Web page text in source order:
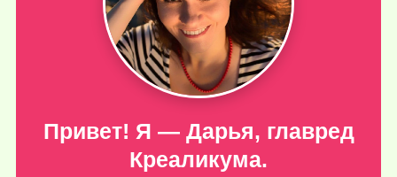
Привет! Я — Дарья, главред
Креаликума.